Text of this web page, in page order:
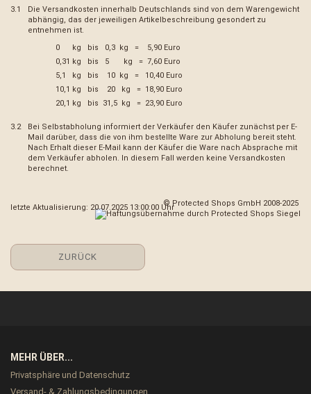
3.1
Die Versandkosten innerhalb Deutschlands sind von dem Warengewicht
abhängig, das der jeweiligen Artikelbeschreibung gesondert zu
entnehmen ist.
0 kg bis 0,3 kg = 5,90 Euro
0,31 kg bis 5 kg = 7,60 Euro
5,1 kg bis 10 kg = 10,40 Euro
10,1 kg bis 20 kg = 18,90 Euro
20,1 kg bis 31,5 kg = 23,90 Euro
3.2
Bei Selbstabholung informiert der Verkäufer den Käufer zunächst per E-
Mail darüber, dass die von ihm bestellte Ware zur Abholung bereit steht.
Nach Erhalt dieser E-Mail kann der Käufer die Ware nach Absprache mit
dem Verkäufer abholen. In diesem Fall werden keine Versandkosten
berechnet.
© Protected Shops GmbH 2008-2025
letzte Aktualisierung: 20.07.2025 13:00:00 Uhr
ZURÜCK
MEHR ÜBER...
Privatsphäre und Datenschutz
Versand- & Zahlungsbedingungen